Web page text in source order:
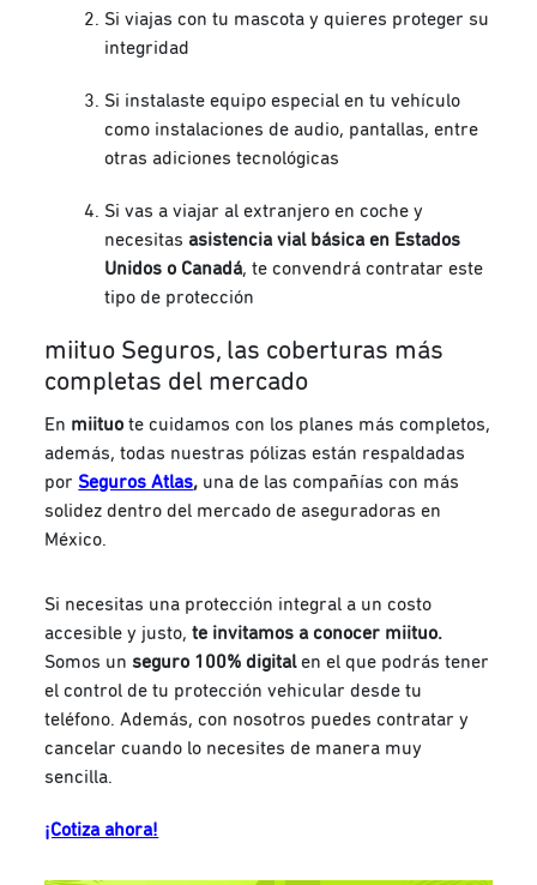
Si viajas con tu mascota y quieres proteger su
integridad
Si instalaste equipo especial en tu vehículo
como instalaciones de audio, pantallas, entre
otras adiciones tecnológicas
Si vas a viajar al extranjero en coche y
necesitas asistencia vial básica en Estados
Unidos o Canadá, te convendrá contratar este
tipo de protección
miituo Seguros, las coberturas más
completas del mercado
En miituo te cuidamos con los planes más completos,
además, todas nuestras pólizas están respaldadas
por Seguros Atlas, una de las compañías con más
solidez dentro del mercado de aseguradoras en
México.
Si necesitas una protección integral a un costo
accesible y justo,te invitamos a conocer miituo.
Somos unseguro 100% digitalen el que podrás tener
el control de tu protección vehicular desde tu
teléfono. Además, con nosotros puedes contratar y
cancelar cuando lo necesites de manera muy
sencilla.
¡Cotiza ahora!